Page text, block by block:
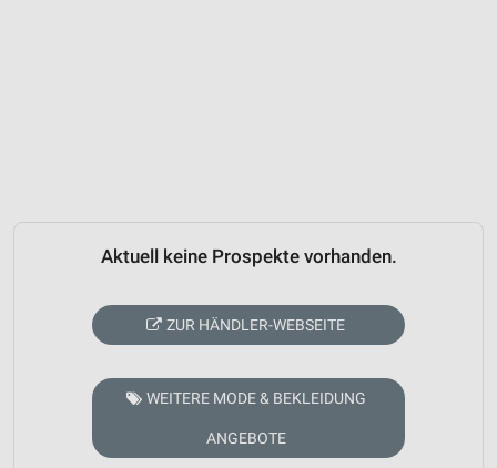
Aktuell keine Prospekte vorhanden.
ZUR HÄNDLER-WEBSEITE
WEITERE MODE & BEKLEIDUNG
ANGEBOTE